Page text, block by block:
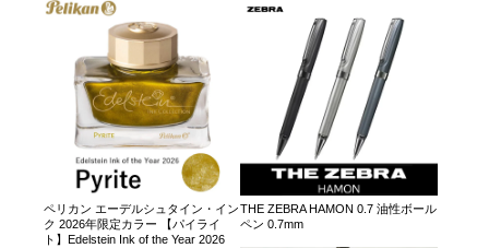
ペリカン エーデルシュタイン・イン
ク 2026年限定カラー 【パイライ
ト】Edelstein Ink of the Year 2026
THE ZEBRA HAMON 0.7 油性ボール
ペン 0.7mm